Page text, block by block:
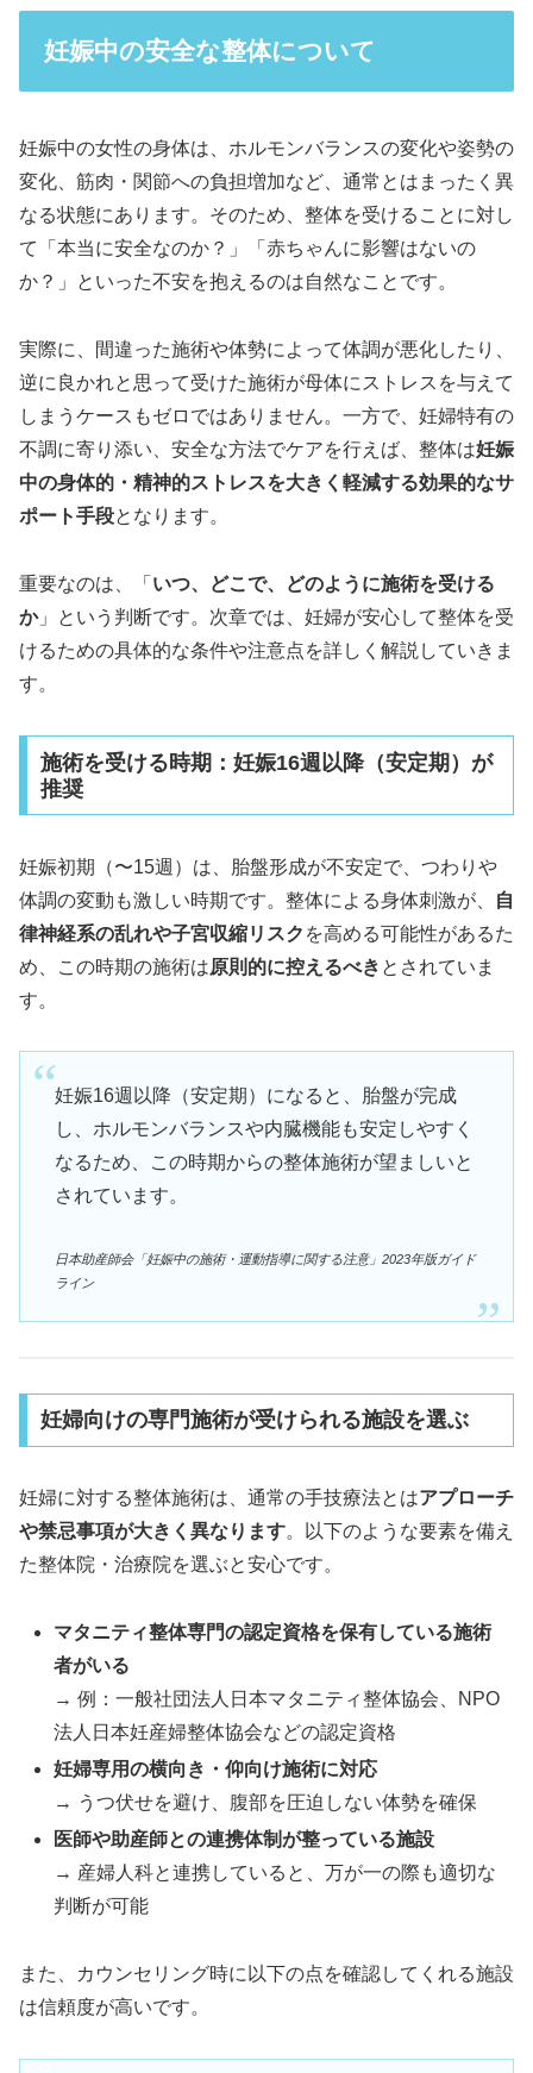
妊娠中の安全な整体について
妊娠中の女性の身体は、ホルモンバランスの変化や姿勢の
変化、筋肉・関節への負担増加など、通常とはまったく異
なる状態にあります。そのため、整体を受けることに対し
て「本当に安全なのか？」「赤ちゃんに影響はないの
か？」といった不安を抱えるのは自然なことです。
実際に、間違った施術や体勢によって体調が悪化したり、
逆に良かれと思って受けた施術が母体にストレスを与えて
しまうケースもゼロではありません。一方で、妊婦特有の
不調に寄り添い、安全な方法でケアを行えば、整体は妊娠
中の身体的・精神的ストレスを大きく軽減する効果的なサ
ポート手段となります。
重要なのは、「 いつ、どこで、どのように施術を受ける
か」という判断です。次章では、妊婦が安心して整体を受
けるための具体的な条件や注意点を詳しく解説していきま
す。
施術を受ける時期：妊娠16週以降（安定期）が
推奨
妊娠初期（〜15週）は、胎盤形成が不安定で、つわりや
体調の変動も激しい時期です。整体による身体刺激が、
自
律神経系の乱れや子宮収縮リスク を高める可能性があるた
め、この時期の施術は原則的に控えるべき とされていま
す。
妊娠16週以降（安定期）になると、胎盤が完成
し、ホルモンバランスや内臓機能も安定しやすく
なるため、この時期からの整体施術が望ましいと
されています。
日本助産師会「妊娠中の施術・運動指導に関する注意」2023年版ガイド
ライン
妊婦向けの専門施術が受けられる施設を選ぶ
妊婦に対する整体施術は、通常の手技療法とはアプローチ
や禁忌事項が大きく異なります。以下のような要素を備え
た整体院・治療院を選ぶと安心です。
マタニティ整体専門の認定資格を保有している施術
者がいる
→ 例：一般社団法人日本マタニティ整体協会、NPO
法人日本妊産婦整体協会などの認定資格
妊婦専用の横向き・仰向け施術に対応
→ うつ伏せを避け、腹部を圧迫しない体勢を確保
医師や助産師との連携体制が整っている施設
→ 産婦人科と連携していると、万が一の際も適切な
判断が可能
また、カウンセリング時に以下の点を確認してくれる施設
は信頼度が高いです。